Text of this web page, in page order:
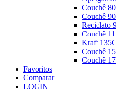
Couchê
Couchê
Reciclato
Couchê
Kraft
Couchê
Couchê
Favoritos
Comparar
LOGIN